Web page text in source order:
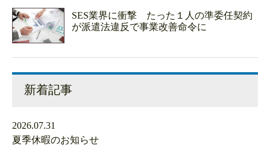
SES業界に衝撃 たった１人の準委任契約
が派遣法違反で事業改善命令に
新着記事
2026.07.31
夏季休暇のお知らせ